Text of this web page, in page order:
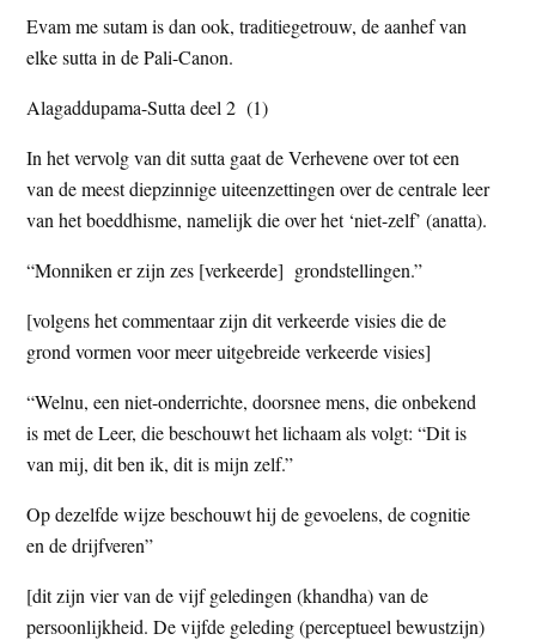
e
Evam me sutam is dan ook, traditiegetrouw, de aanhef van
elke sutta in de Pali-Canon.
Alagaddupama-Sutta deel 2 (1)
In het vervolg van dit sutta gaat de Verhevene over tot een
van de meest diepzinnige uiteenzettingen over de centrale leer
van het boeddhisme, namelijk die over het ‘niet-zelf’ (anatta).
“Monniken er zijn zes [verkeerde] grondstellingen.”
[volgens het commentaar zijn dit verkeerde visies die de
grond vormen voor meer uitgebreide verkeerde visies]
“Welnu, een niet-onderrichte, doorsnee mens, die onbekend
is met de Leer, die beschouwt het lichaam als volgt: “Dit is
van mij, dit ben ik, dit is mijn zelf.”
Op dezelfde wijze beschouwt hij de gevoelens, de cognitie
en de drijfveren”
[dit zijn vier van de vijf geledingen (khandha) van de
persoonlijkheid. De vijfde geleding (perceptueel bewustzijn)